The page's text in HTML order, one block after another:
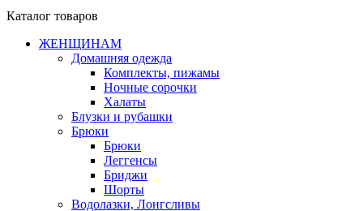
Каталог товаров
ЖЕНЩИНАМ
Домашняя одежда
Комплекты, пижамы
Ночные сорочки
Халаты
Блузки и рубашки
Брюки
Брюки
Леггенсы
Бриджи
Шорты
Водолазки, Лонгсливы